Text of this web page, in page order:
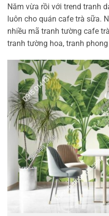
Năm vừa rồi với trend tranh
luôn cho quán cafe trà sữa.
nhiều mã tranh tường cafe
tranh tường hoa, tranh